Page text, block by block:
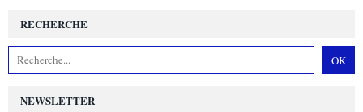
NEWSLETTER
RECHERCHE